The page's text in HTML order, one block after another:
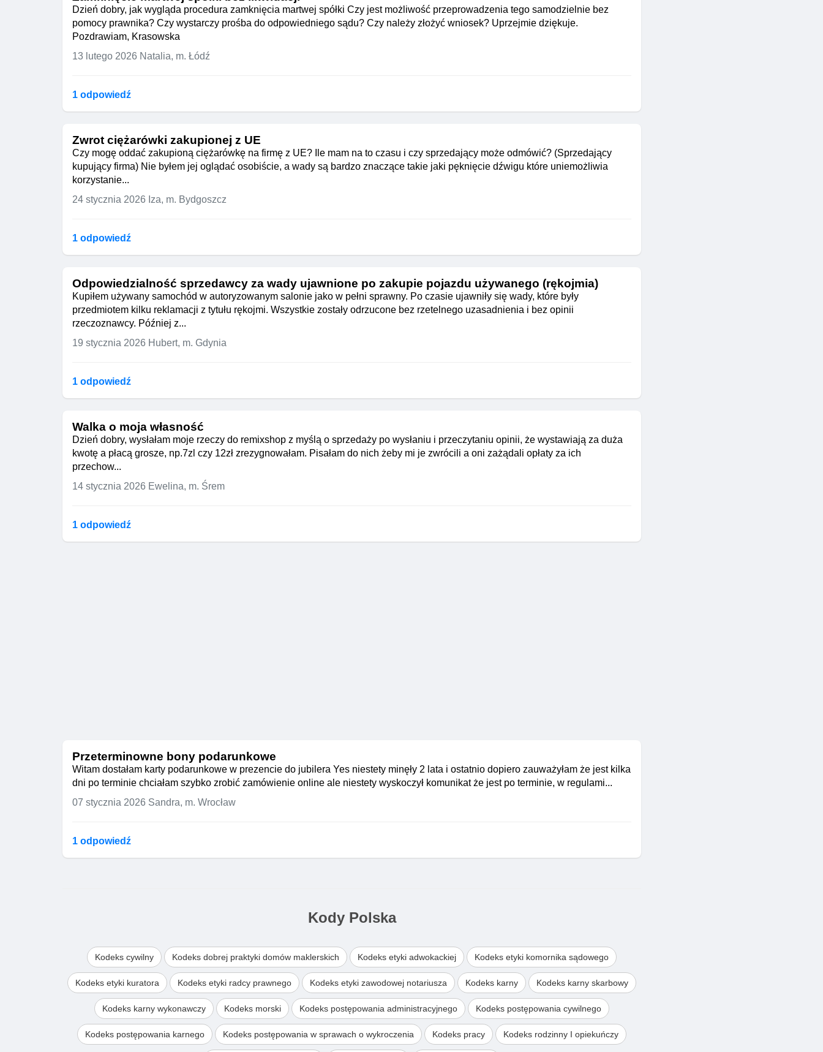
Dzień dobry, jak wygląda procedura zamknięcia martwej spółki Czy jest możliwość przeprowadzenia tego samodzielnie bez
pomocy prawnika? Czy wystarczy prośba do odpowiedniego sądu? Czy należy złożyć wniosek? Uprzejmie dziękuje.
Pozdrawiam, Krasowska
13 lutego 2026 Natalia, m. Łódź
1 odpowiedź
Zwrot ciężarówki zakupionej z UE
Czy mogę oddać zakupioną ciężarówkę na firmę z UE? Ile mam na to czasu i czy sprzedający może odmówić? (Sprzedający
kupujący firma) Nie byłem jej oglądać osobiście, a wady są bardzo znaczące takie jaki pęknięcie dźwigu które uniemożliwia
korzystanie...
24 stycznia 2026 Iza, m. Bydgoszcz
1 odpowiedź
Odpowiedzialność sprzedawcy za wady ujawnione po zakupie pojazdu używanego (rękojmia)
Kupiłem używany samochód w autoryzowanym salonie jako w pełni sprawny. Po czasie ujawniły się wady, które były
przedmiotem kilku reklamacji z tytułu rękojmi. Wszystkie zostały odrzucone bez rzetelnego uzasadnienia i bez opinii
rzeczoznawcy. Później z...
19 stycznia 2026 Hubert, m. Gdynia
1 odpowiedź
Walka o moja własność
Dzień dobry, wysłałam moje rzeczy do remixshop z myślą o sprzedaży po wysłaniu i przeczytaniu opinii, że wystawiają za duża
kwotę a płacą grosze, np.7zl czy 12zł zrezygnowałam. Pisałam do nich żeby mi je zwrócili a oni zażądali opłaty za ich
przechow...
14 stycznia 2026 Ewelina, m. Śrem
1 odpowiedź
Przeterminowne bony podarunkowe
Witam dostałam karty podarunkowe w prezencie do jubilera Yes niestety minęły 2 lata i ostatnio dopiero zauważyłam że jest kilka
dni po terminie chciałam szybko zrobić zamówienie online ale niestety wyskoczył komunikat że jest po terminie, w regulami...
07 stycznia 2026 Sandra, m. Wrocław
1 odpowiedź
Kody Polska
Kodeks cywilny Kodeks dobrej praktyki domów maklerskich Kodeks etyki adwokackiej Kodeks etyki komornika sądowego
Kodeks etyki kuratora Kodeks etyki radcy prawnego Kodeks etyki zawodowej notariusza Kodeks karny Kodeks karny skarbowy
Kodeks karny wykonawczy Kodeks morski Kodeks postępowania administracyjnego Kodeks postępowania cywilnego
Kodeks postępowania karnego Kodeks postępowania w sprawach o wykroczenia Kodeks pracy Kodeks rodzinny I opiekuńczy